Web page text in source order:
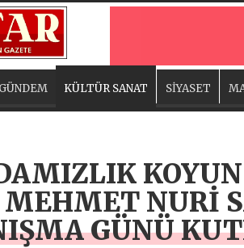
GÜNDEM KÜLTÜR SANAT SİYASET
NURİ
GÜNÜ